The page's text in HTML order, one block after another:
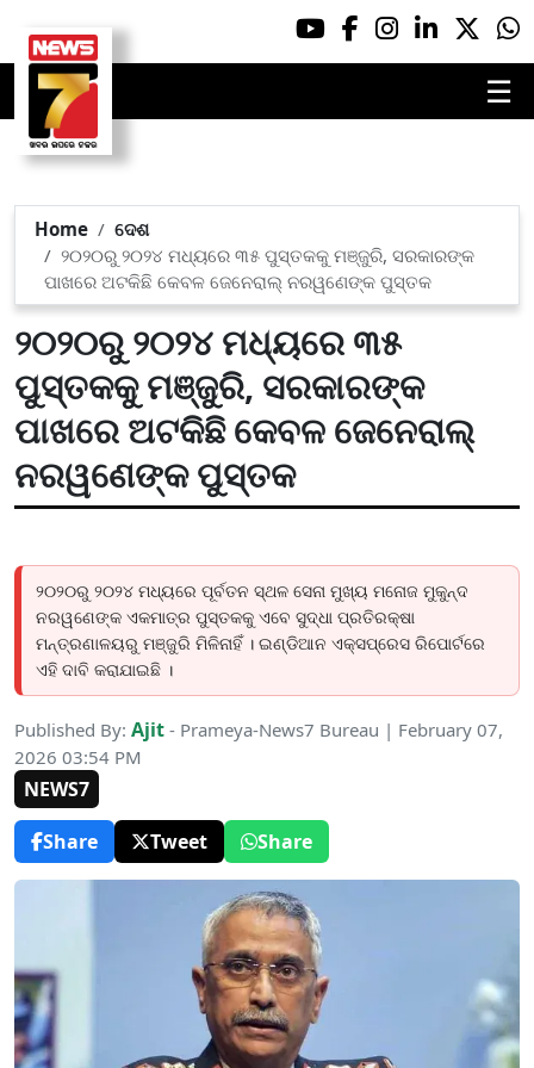
☰
Home
ଦେଶ
୨୦୨୦ରୁ ୨୦୨୪ ମଧ୍ୟରେ ୩୫ ପୁସ୍ତକକୁ ମଞ୍ଜୁରି, ସରକାରଙ୍କ
ପାଖରେ ଅଟକିଛି କେବଳ ଜେନେରାଲ୍ ନରୱଣେଙ୍କ ପୁସ୍ତକ
୨୦୨୦ରୁ ୨୦୨୪ ମଧ୍ୟରେ ୩୫
ପୁସ୍ତକକୁ ମଞ୍ଜୁରି, ସରକାରଙ୍କ
ପାଖରେ ଅଟକିଛି କେବଳ ଜେନେରାଲ୍
ନରୱଣେଙ୍କ ପୁସ୍ତକ
୨୦୨୦ରୁ ୨୦୨୪ ମଧ୍ୟରେ ପୂର୍ବତନ ସ୍ଥଳ ସେନା ମୁଖ୍ୟ ମନୋଜ ମୁକୁନ୍ଦ
ନରୱଣେଙ୍କ ଏକମାତ୍ର ପୁସ୍ତକକୁ ଏବେ ସୁଦ୍ଧା ପ୍ରତିରକ୍ଷା
ମନ୍ତ୍ରଣାଳୟରୁ ମଞ୍ଜୁରି ମିଳିନାହିଁ । ଇଣ୍ଡିଆନ ଏକ୍ସପ୍ରେସ ରିପୋର୍ଟରେ
ଏହି ଦାବି କରାଯାଇଛି ।
Published By: Ajit - Prameya-News7 Bureau | February 07,
2026 03:54 PM
NEWS7
Share
Tweet Share